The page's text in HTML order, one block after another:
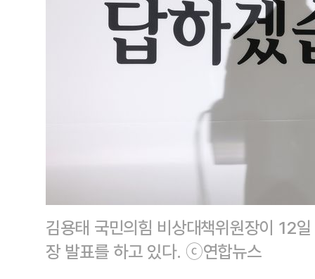
김용태 국민의힘 비상대책위원장이 12
장 발표를 하고 있다. ⓒ연합뉴스